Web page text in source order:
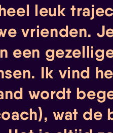
leuk
vrienden.
een
Ik vind
wordt
wat de